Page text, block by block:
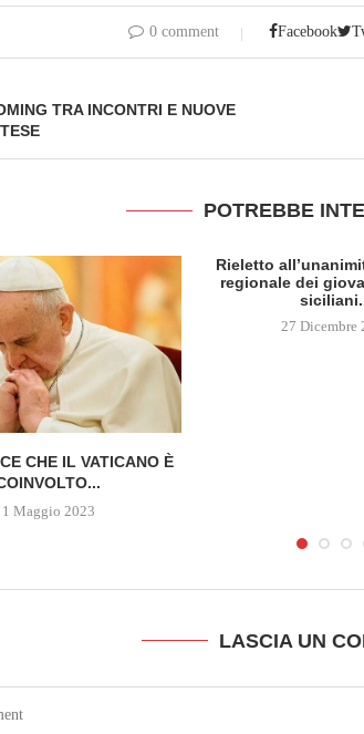
0 comment Facebook
TRA INCONTRI E NUOVE
POTREBBE
CHE IL VATICANO È
1 Maggio 2023
Rieletto
regionale dei
27 Dicembre
LASCIA UN